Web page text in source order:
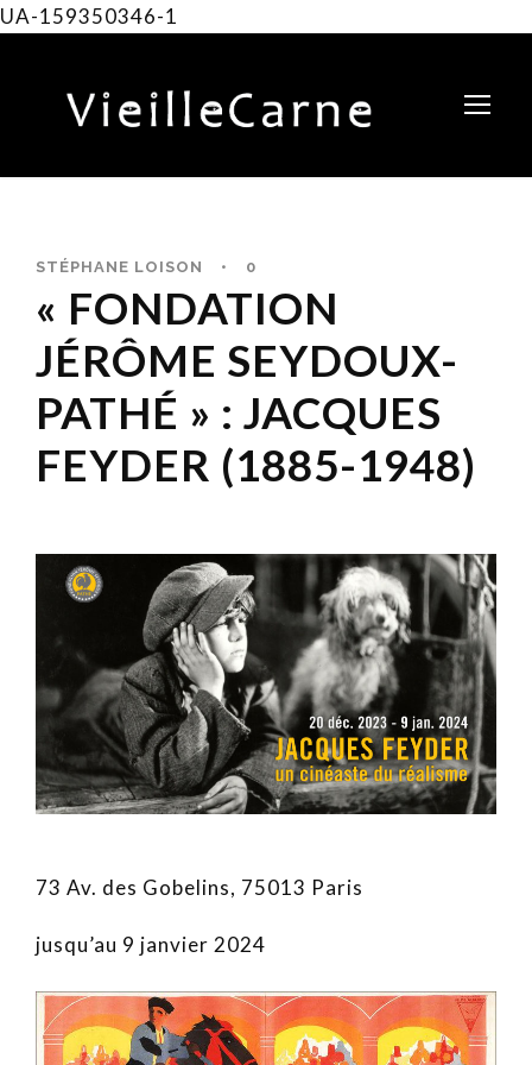
UA-159350346-1
STÉPHANE LOISON • 0
« FONDATION
JÉRÔME SEYDOUX-
PATHÉ » : JACQUES
FEYDER (1885-1948)
73 Av. des Gobelins, 75013 Paris
jusqu’au 9 janvier 2024